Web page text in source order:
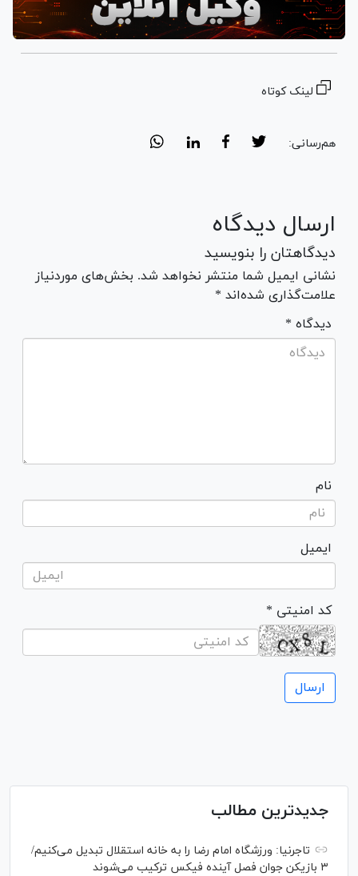
لینک کوتاه
هم‌رسانی:
ارسال دیدگاه
دیدگاهتان را بنویسید
نشانی ایمیل شما منتشر نخواهد شد. بخش‌های موردنیاز
علامت‌گذاری شده‌اند *
* دیدگاه
نام
ایمیل
* کد امنیتی
جدیدترین مطالب
تاجرنیا: ورزشگاه امام رضا را به خانه استقلال تبدیل می‌کنیم/
۳ بازیکن جوان فصل آینده فیکس ترکیب می‌شوند